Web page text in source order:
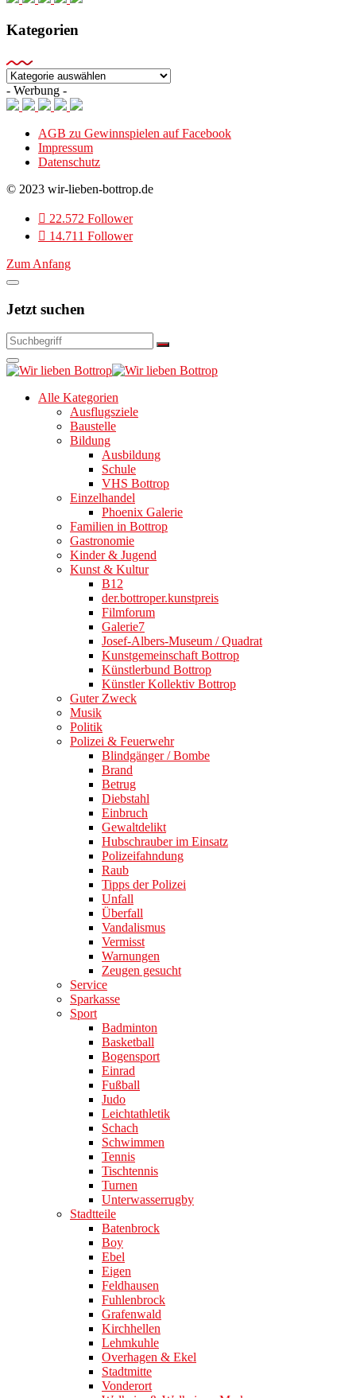
Kategorien
Kategorien
- Werbung -
AGB zu Gewinnspielen auf Facebook
Impressum
Datenschutz
© 2023 wir-lieben-bottrop.de
22.572 Follower
14.711 Follower
Zum Anfang
Jetzt suchen
Alle Kategorien
Ausflugsziele
Baustelle
Bildung
Ausbildung
Schule
VHS Bottrop
Einzelhandel
Phoenix Galerie
Familien in Bottrop
Gastronomie
Kinder & Jugend
Kunst & Kultur
B12
der.bottroper.kunstpreis
Filmforum
Galerie7
Josef-Albers-Museum / Quadrat
Kunstgemeinschaft Bottrop
Künstlerbund Bottrop
Künstler Kollektiv Bottrop
Guter Zweck
Musik
Politik
Polizei & Feuerwehr
Blindgänger / Bombe
Brand
Betrug
Diebstahl
Einbruch
Gewaltdelikt
Hubschrauber im Einsatz
Polizeifahndung
Raub
Tipps der Polizei
Unfall
Überfall
Vandalismus
Vermisst
Warnungen
Zeugen gesucht
Service
Sparkasse
Sport
Badminton
Basketball
Bogensport
Einrad
Fußball
Judo
Leichtathletik
Schach
Schwimmen
Tennis
Tischtennis
Turnen
Unterwasserrugby
Stadtteile
Batenbrock
Boy
Ebel
Eigen
Feldhausen
Fuhlenbrock
Grafenwald
Kirchhellen
Lehmkuhle
Overhagen & Ekel
Stadtmitte
Vonderort